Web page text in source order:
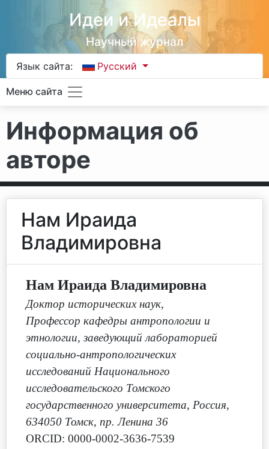
Идеи и Идеалы
Научный журнал
Язык сайта: Русский
Меню сайта
Информация об
авторе
Нам Ираида
Владимировна
Нам Ираида Владимировна
Доктор исторических наук,
Профессор кафедры антропологии и
этнологии, заведующий лабораторией
социально-антропологических
исследований Национального
исследовательского Томского
государственного университета, Россия,
634050 Томск, пр. Ленина 36
ORCID: 0000-0002-3636-7539